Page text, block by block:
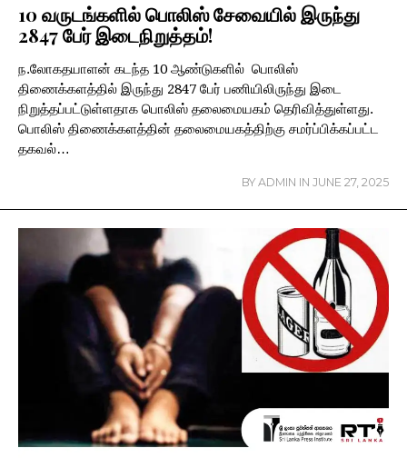
10 வருடங்களில் பொலிஸ் சேவையில் இருந்து
2847 பேர் இடைநிறுத்தம்!
ந.லோகதயாளன் கடந்த 10 ஆண்டுகளில் பொலிஸ்
திணைக்களத்தில் இருந்து 2847 பேர் பணியிலிருந்து இடை
நிறுத்தப்பட்டுள்ளதாக பொலிஸ் தலைமையகம் தெரிவித்துள்ளது.
பொலிஸ் திணைக்களத்தின் தலைமையகத்திற்கு சமர்ப்பிக்கப்பட்ட
தகவல்…
BY ADMIN IN JUNE 27, 2025